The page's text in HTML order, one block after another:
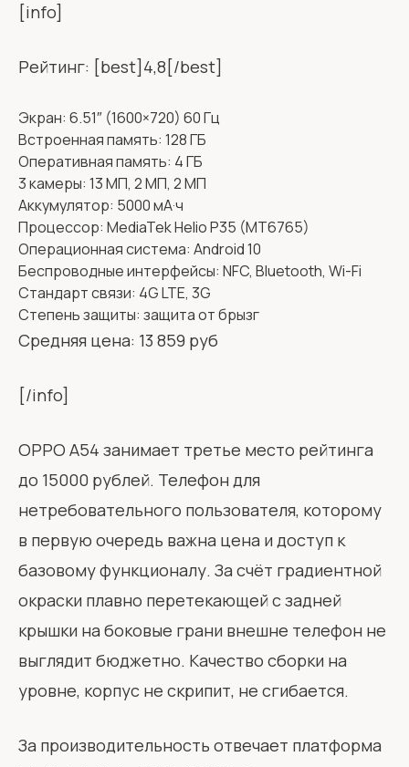
[info]
Рейтинг: [best]4,8[/best]
Экран: 6.51″ (1600×720) 60 Гц
Встроенная память: 128 ГБ
Оперативная память: 4 ГБ
3 камеры: 13 МП, 2 МП, 2 МП
Аккумулятор: 5000 мА·ч
Процессор: MediaTek Helio P35 (MT6765)
Операционная система: Android 10
Беспроводные интерфейсы: NFC, Bluetooth, Wi-Fi
Стандарт связи: 4G LTE, 3G
Степень защиты: защита от брызг
Средняя цена: 13 859 руб
[/info]
OPPO A54 занимает третье место рейтинга
до 15000 рублей. Телефон для
нетребовательного пользователя, которому
в первую очередь важна цена и доступ к
базовому функционалу. За счёт градиентной
окраски плавно перетекающей с задней
крышки на боковые грани внешне телефон не
выглядит бюджетно. Качество сборки на
уровне, корпус не скрипит, не сгибается.
За производительность отвечает платформа